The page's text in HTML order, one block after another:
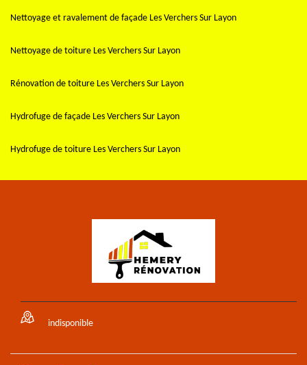
Nettoyage et ravalement de façade Les Verchers Sur Layon
Nettoyage de toiture Les Verchers Sur Layon
Rénovation de toiture Les Verchers Sur Layon
Hydrofuge de façade Les Verchers Sur Layon
Hydrofuge de toiture Les Verchers Sur Layon
indisponible